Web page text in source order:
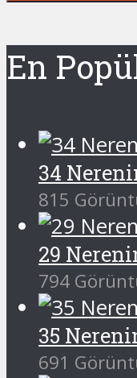
En
34
815
29
794
35
691